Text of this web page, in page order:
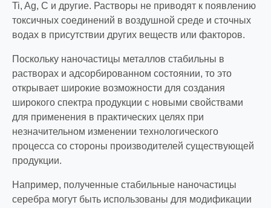
Ti, Ag, C и другие. Растворы не приводят к появлению
токсичных соединений в воздушной среде и сточных
водах в присутствии других веществ или факторов.
Поскольку наночастицы металлов стабильны в
растворах и адсорбированном состоянии, то это
открывает широкие возможности для создания
широкого спектра продукции с новыми свойствами
для применения в практических целях при
незначительном изменении технологического
процесса со стороны производителей существующей
продукции.
Например, полученные стабильные наночастицы
серебра могут быть использованы для модификации